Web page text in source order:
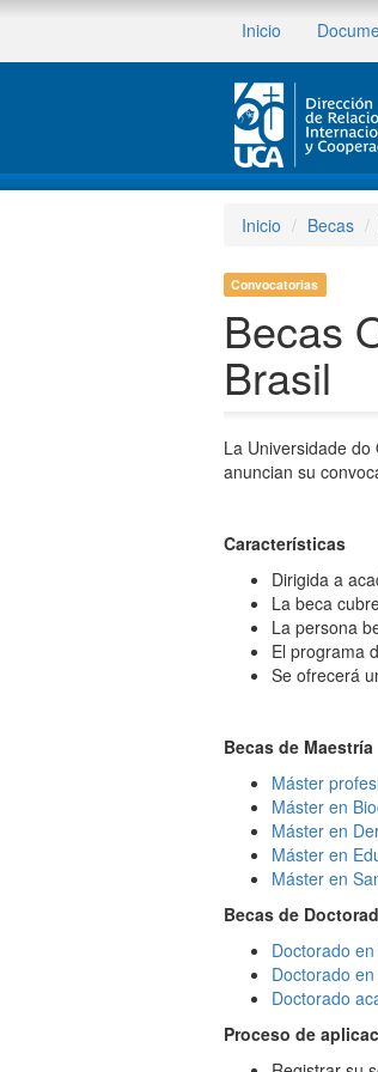
Inicio
Inicio Becas
Convocatorias
Becas
Brasil
La Universidade
anuncian su
Características
Dirigida a
La beca
La persona
El programa
Se ofrecerá
Becas de Maestría
Máster
Máster en
Máster en
Máster en
Máster en
Becas de
Doctorado
Doctorado
Doctorado
Proceso de